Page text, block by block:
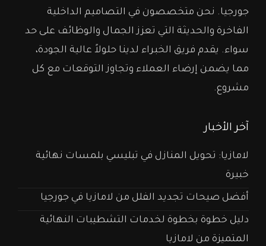
جورجيا. نحن متخصصون في التصاميم الداخلية
الفاخرة والحديثة التي تعزز الجمال والوظائف على حد
سواء. يقدم فريق الخبراء لدينا حلولاً عالية الجودة،
مما يضمن إرضاء العملاء وتجاوز التوقعات مع كل
مشروع.
آخر الأخبار
لامازيا: تحويل المنازل في تبليسي بلمسات نهائية
خبيرة
أفضل صيحات تجديد الفلل من لامازيا في جورجيا
دليل خطوة بخطوة لخدمات التشطيبات النهائية
المتميزة من لامازيا